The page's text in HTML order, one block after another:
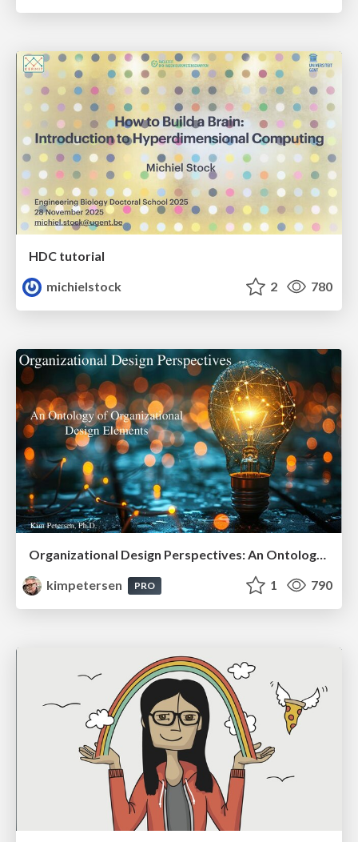
HDC tutorial
michielstock
2 780
Organizational Design Perspectives: An Ontology of Organizational Design Elements
kimpetersen
PRO 1 790